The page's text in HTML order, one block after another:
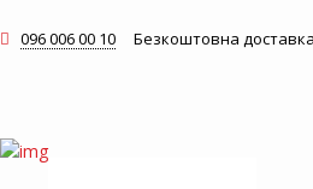
096 006 00 10
Безкоштовна